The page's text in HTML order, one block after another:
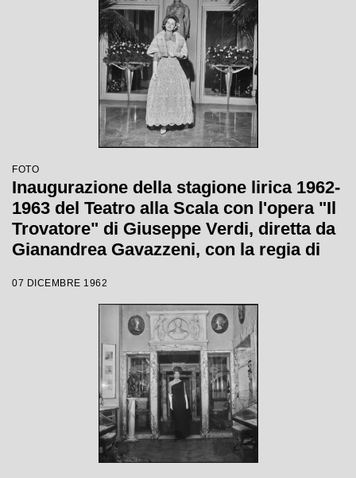
Giorgio De Lullo
FOTO
Inaugurazione della stagione lirica 1962-
1963 del Teatro alla Scala con l'opera "Il
Trovatore" di Giuseppe Verdi, diretta da
Gianandrea Gavazzeni, con la regia di
07 DICEMBRE 1962